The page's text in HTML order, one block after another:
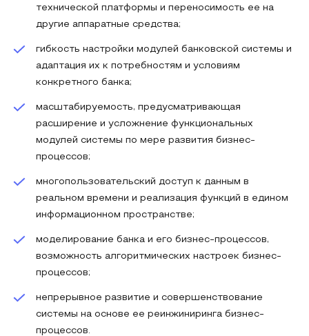
технической платформы и переносимость ее на
другие аппаратные средства;
гибкость настройки модулей банковской системы и
адаптация их к потребностям и условиям
конкретного банка;
масштабируемость, предусматривающая
расширение и усложнение функциональных
модулей системы по мере развития бизнес-
процессов;
многопользовательский доступ к данным в
реальном времени и реализация функций в едином
информационном пространстве;
моделирование банка и его бизнес-процессов,
возможность алгоритмических настроек бизнес-
процессов;
непрерывное развитие и совершенствование
системы на основе ее реинжиниринга бизнес-
процессов.